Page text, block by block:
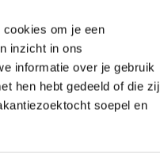
om je een
inzicht in ons
informatie over je gebruik
hen hebt gedeeld of die zij
soepel en